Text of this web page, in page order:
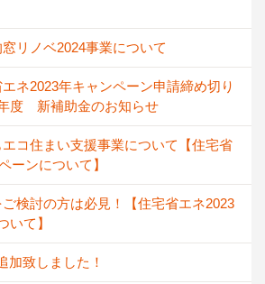
リノベ2024事業について
ネ2023年キャンペーン申請締め切り
度 新補助金のお知らせ
エコ住まい支援事業について【住宅省
ーンについて】
ご検討の方は必見！【住宅省エネ2023
いて】
加致しました！